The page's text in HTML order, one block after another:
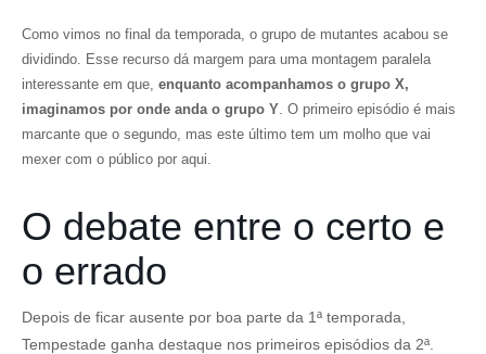
Como vimos no final da temporada, o grupo de mutantes acabou se
dividindo. Esse recurso dá margem para uma montagem paralela
interessante em que, enquanto acompanhamos o grupo X,
imaginamos por onde anda o grupo Y. O primeiro episódio é mais
marcante que o segundo, mas este último tem um molho que vai
mexer com o público por aqui.
O debate entre o certo e
o errado
Depois de ficar ausente por boa parte da 1ª temporada,
Tempestade ganha destaque nos primeiros episódios da 2ª.